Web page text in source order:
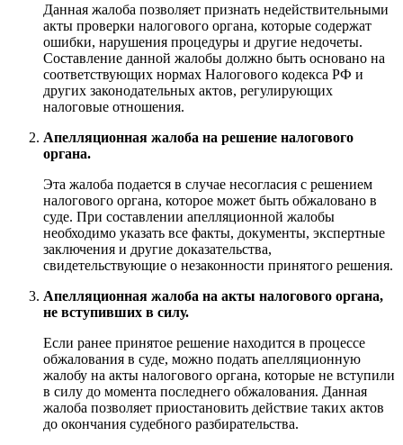
Данная жалоба позволяет признать недействительными
акты проверки налогового органа, которые содержат
ошибки, нарушения процедуры и другие недочеты.
Составление данной жалобы должно быть основано на
соответствующих нормах Налогового кодекса РФ и
других законодательных актов, регулирующих
налоговые отношения.
Апелляционная жалоба на решение налогового
органа.
Эта жалоба подается в случае несогласия с решением
налогового органа, которое может быть обжаловано в
суде. При составлении апелляционной жалобы
необходимо указать все факты, документы, экспертные
заключения и другие доказательства,
свидетельствующие о незаконности принятого решения.
Апелляционная жалоба на акты налогового органа,
не вступивших в силу.
Если ранее принятое решение находится в процессе
обжалования в суде, можно подать апелляционную
жалобу на акты налогового органа, которые не вступили
в силу до момента последнего обжалования. Данная
жалоба позволяет приостановить действие таких актов
до окончания судебного разбирательства.